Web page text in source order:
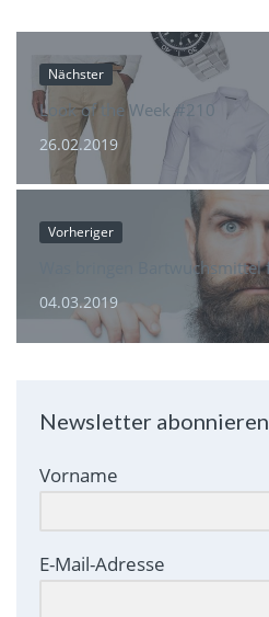
Nächster
Look of the Week #210
26.02.2019
Vorheriger
04.03.2019
Newsletter abonnieren
Vorname
E-Mail-Adresse